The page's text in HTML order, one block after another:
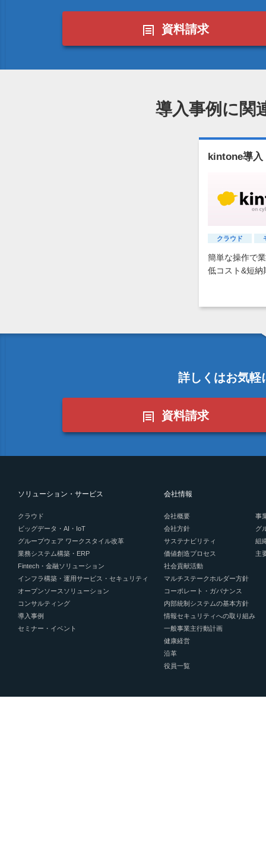
資料請求
導入事例に関
kintone導入
クラウド
簡単な操作で
低コスト&短納
詳しくはお気軽
資料請求
ソリューション・サービス
クラウド
ビッグデータ・AI・IoT
グループウェア ワークスタイル改革
業務システム構築・ERP
Fintech・金融ソリューション
インフラ構築・運用サービス・セキュリティ
オープンソースソリューション
コンサルティング
導入事例
セミナー・イベント
会社情報
会社概要
会社方針
サステナビリティ
価値創造プロセス
社会貢献活動
マルチステークホルダー方針
コーポレート・ガバナンス
内部統制システムの基本方針
情報セキュリティへの取り組み
一般事業主行動計画
健康経営
沿革
役員一覧
事
グ
組
主